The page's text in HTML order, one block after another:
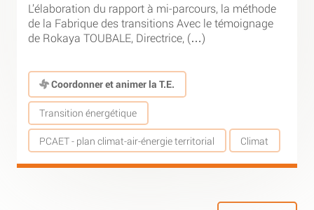
L’élaboration du rapport à mi-parcours, la méthode
de la Fabrique des transitions Avec le témoignage
de Rokaya TOUBALE, Directrice, (…)
Coordonner et animer la T.E.
Transition énergétique
PCAET - plan climat-air-énergie territorial Climat